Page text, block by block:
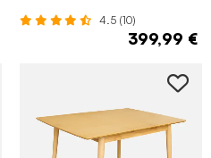
4.5 (10)
399,99 €